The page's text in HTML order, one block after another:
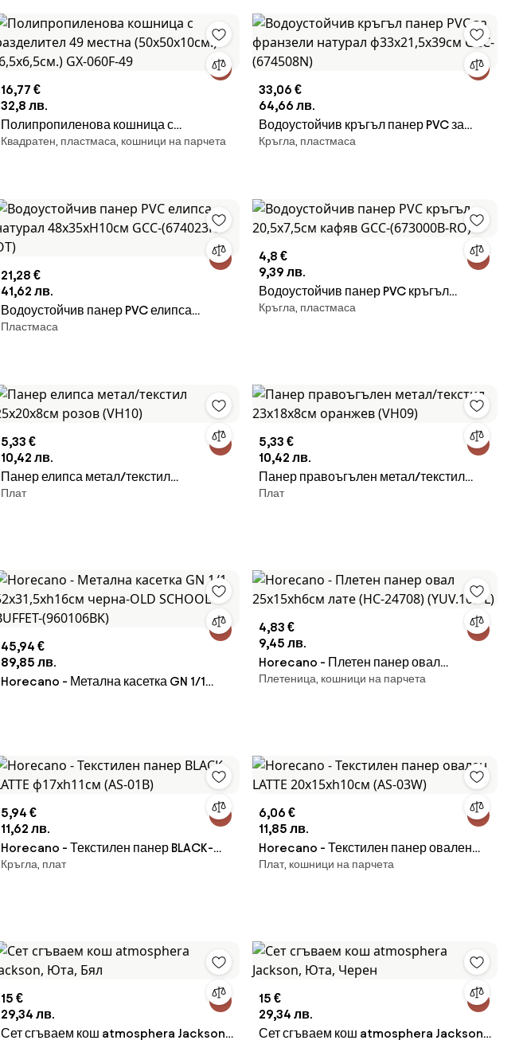
16,77 €
32,8 лв.
Полипропиленова кошница с
разделител 49 местна (50x50x10cм.)
Квадратен, пластмаса, кошници на парчета
33,06 €
64,66 лв.
Водоустойчив кръгъл панер PVC за
франзели натурал ф33x21,5x39см
Кръгла, пластмаса
21,28 €
41,62 лв.
Водоустойчив панер PVC елипса
натурал 48x35xH10см GCC-(674023N-
Пластмаса
4,8 €
9,39 лв.
Водоустойчив панер PVC кръгъл
20,5x7,5см кафяв GCC-(673000B-RO)
Кръгла, пластмаса
5,33 €
10,42 лв.
Панер елипса метал/текстил
25x20x8см розов (VH10)
Плат
5,33 €
10,42 лв.
Панер правоъгълен метал/текстил
23x18x8см оранжев (VH09)
Плат
45,94 €
89,85 лв.
Horecano - Метална касетка GN 1/1
4,83 €
9,45 лв.
Horecano - Плетен панер овал
25x15xh6см лате (HC-24708) (YUV.107-
Плетеница, кошници на парчета
5,94 €
11,62 лв.
Horecano - Текстилен панер BLACK-
LATTE ф17xh11см (AS-01B)
Кръгла, плат
6,06 €
11,85 лв.
Horecano - Текстилен панер овален
LATTE 20x15xh10см (AS-03W)
Плат, кошници на парчета
15 €
29,34 лв.
Сет сгъваем кош atmosphera Jackson,
15 €
29,34 лв.
Сет сгъваем кош atmosphera Jackson,